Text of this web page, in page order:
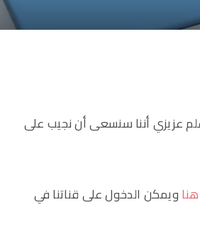
عزيزي أننا سنسعى أن نجيب على
ويمكن الدخول على قناتنا في